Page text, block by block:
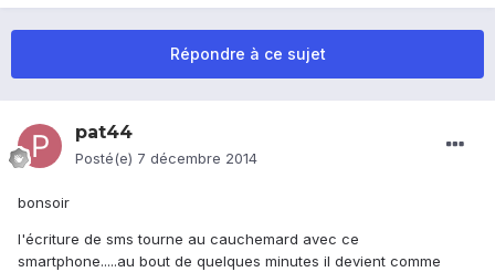
Répondre à ce sujet
pat44
Posté(e) 7 décembre 2014
bonsoir
l'écriture de sms tourne au cauchemard avec ce
smartphone.....au bout de quelques minutes il devient comme